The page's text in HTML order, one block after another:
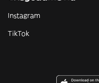
Instagram
TikTok